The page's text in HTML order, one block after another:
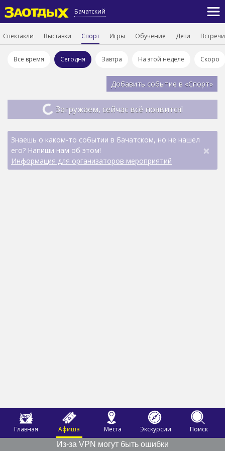
Бачатский
Главная Афиша Места Экскурсии
Поиск
Из-за VPN могут быть ошибки
Спектакли Выставки Спорт Игры Обучение Дети Встречи
Все время Сегодня Завтра На этой неделе Скоро
Добавить событие в «Спорт»
Загружаем, сейчас всё появится!
Знаешь о каком-то событии в Бачатском, но не нашел
его? Напиши нам об этом!
Информация для организаторов мероприятий
×